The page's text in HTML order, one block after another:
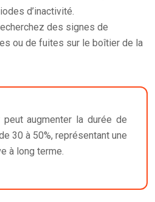
d’inactivité.
des signes de
ou de fuites sur le boîtier de la
augmenter la durée de
30 à 50%, représentant une
à long terme.